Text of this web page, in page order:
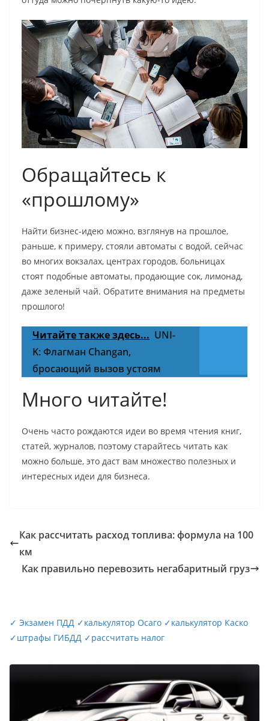
Обращайтесь к
«прошлому»
Найти бизнес-идею можно, взглянув на прошлое,
раньше, к примеру, стояли автоматы с водой, сейчас
во многих вокзалах, центрах городов, больницах
стоят подобные автоматы, продающие сок, лимонад,
даже зеленый чай. Обратите внимания на предметы
прошлого!
Читайте также здесь... UNI-
K: Флагман Changan,
бросающий вызов устоям
Много читайте!
Очень часто рождаются идеи во время чтения книг,
статей, журналов, поэтому старайтесь читать как
можно больше, это даст вам множество полезных и
интересных идеи для бизнеса.
Как рассчитать расход топлива: формула на 100
км
Как правильно перевозить негабаритный груз
✓ Экзамен ПДД ✓калькулятор Осаго ✓калькулятор Каско
✓штрафы ГИБДД ✓рассчитать налог